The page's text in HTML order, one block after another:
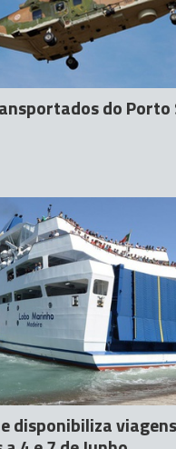
do Porto
disponibiliza viagens